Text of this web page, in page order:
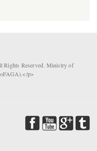
Rights Reserved. Ministry of
p>